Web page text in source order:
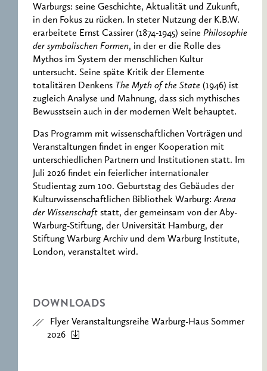
Warburgs: seine Geschichte, Aktualität und Zukunft,
in den Fokus zu rücken. In steter Nutzung der K.B.W.
erarbeitete Ernst Cassirer (1874-1945) seine Philosophie
der symbolischen Formen, in der er die Rolle des
Mythos im System der menschlichen Kultur
untersucht. Seine späte Kritik der Elemente
totalitären Denkens The Myth of the State (1946) ist
zugleich Analyse und Mahnung, dass sich mythisches
Bewusstsein auch in der modernen Welt behauptet.
Das Programm mit wissenschaftlichen Vorträgen und
Veranstaltungen findet in enger Kooperation mit
unterschiedlichen Partnern und Institutionen statt. Im
Juli 2026 findet ein feierlicher internationaler
Studientag zum 100. Geburtstag des Gebäudes der
Kulturwissenschaftlichen Bibliothek Warburg:Arena
der Wissenschaft statt, der gemeinsam von der Aby-
Warburg-Stiftung, der Universität Hamburg, der
Stiftung Warburg Archiv und dem Warburg Institute,
London, veranstaltet wird.
DOWNLOADS
Flyer Veranstaltungsreihe Warburg-Haus Sommer
2026